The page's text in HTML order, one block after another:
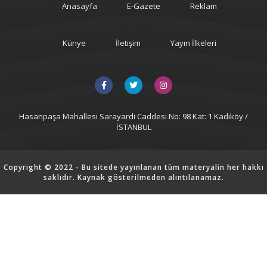
Anasayfa E-Gazete Reklam
Künye İletişim Yayın İlkeleri
Hasanpaşa Mahallesi Sarayardi Caddesi No: 98 Kat: 1 Kadıköy /
İSTANBUL
Copyright © 2022 - Bu sitede yayınlanan tüm materyalin her hakkı
saklıdır. Kaynak gösterilmeden alıntılanamaz.